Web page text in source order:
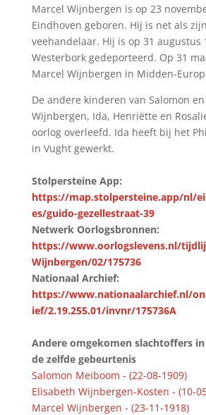
Marcel Wijnbergen is op 23
Eindhoven geboren. Hij is net als
veehandelaar. Hij is op 31 augustus
Westerbork gedeporteerd. Op 31
Marcel Wijnbergen in Midden-
De andere kinderen van Salomon
Wijnbergen, Ida, Henriëtte en
oorlog overleefd. Ida heeft bij het
in Vught gewerkt.
Stolpersteine App:
https://map.stolpersteine.app/nl/
es/guido-gezellestraat-39
Netwerk Oorlogsbronnen:
https://www.oorlogslevens.nl/
Wijnbergen/02/175736
Nationaal Archief:
https://www.nationaalarchief.nl/
ief/2.19.255.01/invnr/175736A
Andere omgekomen slachtoffers
de zelfde gebeurtenis
Salomon Meiboom - (22-08-1909)
Elisabeth Wijnbergen-Kosten - (10-
Marcel Wijnbergen - (23-11-1918)